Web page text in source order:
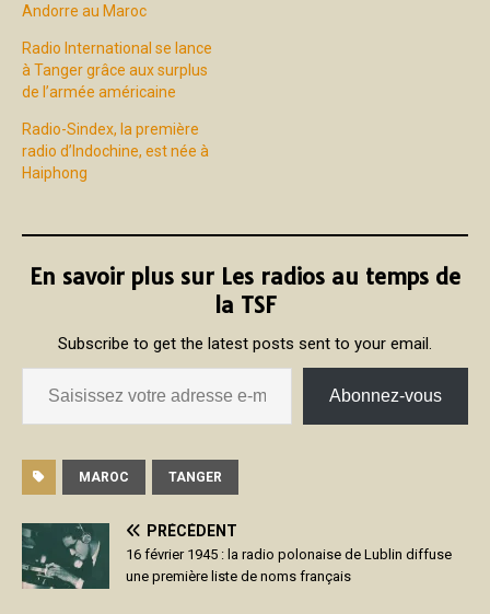
Andorre au Maroc
Radio International se lance
à Tanger grâce aux surplus
de l’armée américaine
Radio-Sindex, la première
radio d’Indochine, est née à
Haiphong
En savoir plus sur Les radios au temps de
la TSF
Subscribe to get the latest posts sent to your email.
Abonnez-vous
MAROC TANGER
PRÉCÉDENT
16 février 1945 : la radio polonaise de Lublin diffuse
une première liste de noms français